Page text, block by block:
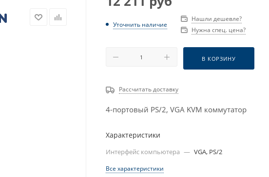
Уточнить наличие
Нашли дешевле?
Нужна спец. цена?
В КОРЗИНУ
Рассчитать доставку
4-портовый PS/2, VGA KVM коммутатор
Характеристики
Интерфейс компьютера — VGA, PS/2
Все характеристики